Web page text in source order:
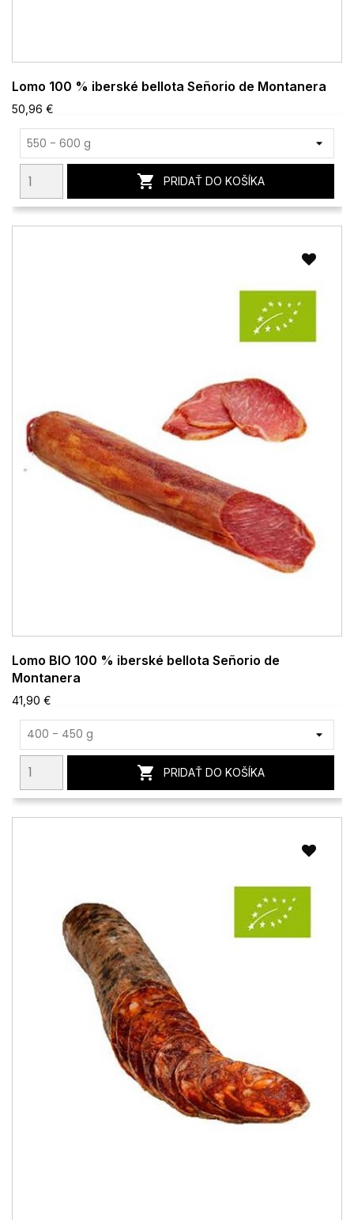
Lomo 100 % iberské bellota Señorio de Montanera
50,96 €
 PRIDAŤ DO KOŠÍKA
Lomo BIO 100 % iberské bellota Señorio de
Montanera
41,90 €
 PRIDAŤ DO KOŠÍKA